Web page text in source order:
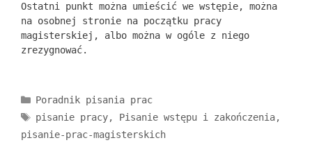
Ostatni punkt można umieścić we wstępie, można
na osobnej stronie na początku pracy
magisterskiej, albo można w ogóle z niego
zrezygnować.
Kategorie
Poradnik pisania prac
Tagi
pisanie pracy, Pisanie wstępu i zakończenia,
pisanie-prac-magisterskich